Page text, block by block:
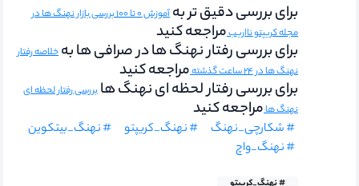
برای بررسی دقیق تر به
آموزش ۰ تا ۱۰۰ بررسی بازار نهنگ ها در
مجله کریپتو نااریبمراجعه کنید
برای بررسی رفتار نهنگ ها در صرافی ها به خلاصه رفتار
نهنگ ها در ۲۴ ساعت گذشته
مراجعه کنید
برای بررسی رفتار لحظه ای نهنگ ها بررسی رفتار لحظه ای
نهنگ هامراجعه کنید
# شکارچی_نهنگ # نهنگ_کریپتو
# نهنگ_بیتکوین
# نهنگ_واچ